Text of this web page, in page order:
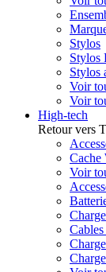
Stylos
Stylos
Stylos
Voir
Voir
High-tech
Retour vers
Cache
Voir